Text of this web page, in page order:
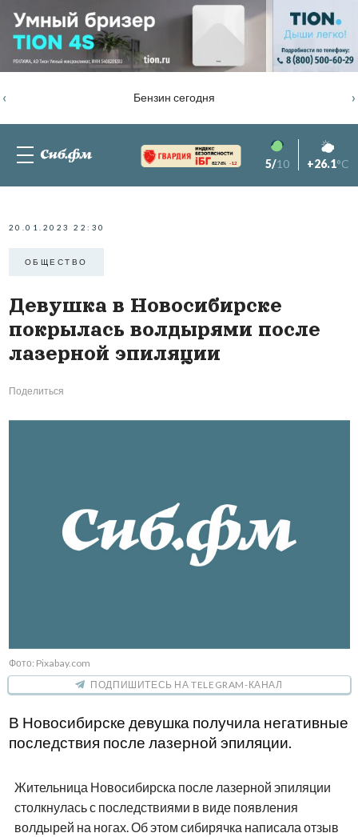
Бензин сегодня
‹ ›
82.76% -1.2 5/10 +26.1°C
20.01.2023 22:30
ОБЩЕСТВО
Девушка в Новосибирске
покрылась волдырями после
лазерной эпиляции
Поделиться
Фото: Pixabay.com
ПОДПИШИТЕСЬ НА TELEGRAM-КАНАЛ
В Новосибирске девушка получила негативные
последствия после лазерной эпиляции.
Жительница Новосибирска после лазерной эпиляции
столкнулась с последствиями в виде появления
волдырей на ногах. Об этом сибирячка написала отзыв